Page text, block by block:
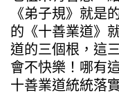
《弟子規》就是
的《十善業道》
道的三個根，這
會不快樂！哪有
十善業道統統落